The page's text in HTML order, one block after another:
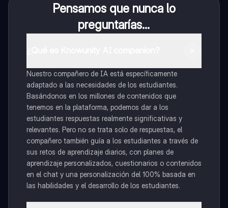
Pensamos que nunca lo
preguntarías...
Nuestro compañero de IA está específicamente
adaptado a las necesidades de los estudiantes.
Basándonos en los millones de contenidos que
tenemos en la plataforma, podemos dar a los
estudiantes respuestas realmente significativas y
relevantes. Pero no se trata solo de respuestas, el
compañero también guía a los estudiantes a través de
sus retos de aprendizaje diarios, con planes de
aprendizaje personalizados, cuestionarios o contenidos
en el chat y una personalización del 100% basada en
las habilidades y el desarrollo de los estudiantes.